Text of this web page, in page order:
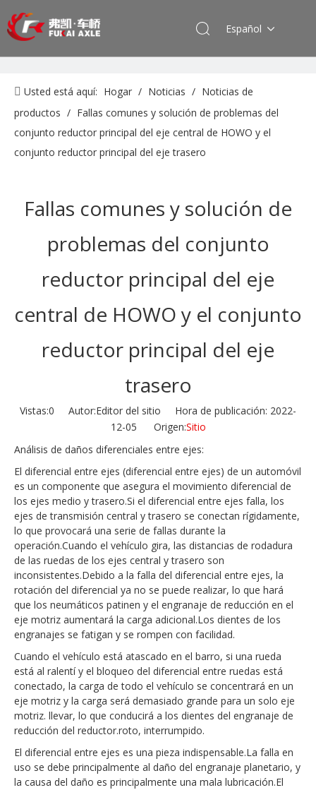
Español
Usted está aquí: Hogar / Noticias / Noticias de
productos / Fallas comunes y solución de problemas del
conjunto reductor principal del eje central de HOWO y el
conjunto reductor principal del eje trasero
Fallas comunes y solución de
problemas del conjunto
reductor principal del eje
central de HOWO y el conjunto
reductor principal del eje
trasero
Vistas:0 Autor:Editor del sitio Hora de publicación: 2022-
12-05 Origen:Sitio
Análisis de daños diferenciales entre ejes:
El diferencial entre ejes (diferencial entre ejes) de un automóvil
es un componente que asegura el movimiento diferencial de
los ejes medio y trasero.Si el diferencial entre ejes falla, los
ejes de transmisión central y trasero se conectan rígidamente,
lo que provocará una serie de fallas durante la
operación.Cuando el vehículo gira, las distancias de rodadura
de las ruedas de los ejes central y trasero son
inconsistentes.Debido a la falla del diferencial entre ejes, la
rotación del diferencial ya no se puede realizar, lo que hará
que los neumáticos patinen y el engranaje de reducción en el
eje motriz aumentará la carga adicional.Los dientes de los
engranajes se fatigan y se rompen con facilidad.
Cuando el vehículo está atascado en el barro, si una rueda
está al ralentí y el bloqueo del diferencial entre ruedas está
conectado, la carga de todo el vehículo se concentrará en un
eje motriz y la carga será demasiado grande para un solo eje
motriz. llevar, lo que conducirá a los dientes del engranaje de
reducción del reductor.roto, interrumpido.
El diferencial entre ejes es una pieza indispensable.La falla en
uso se debe principalmente al daño del engranaje planetario, y
la causa del daño es principalmente una mala lubricación.El